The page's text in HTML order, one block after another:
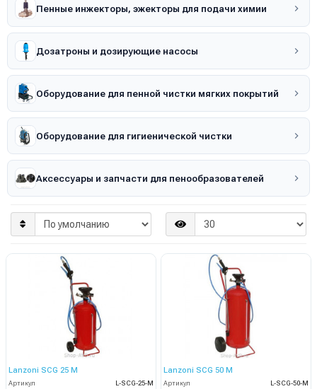
Пенные инжекторы, эжекторы для подачи химии
Дозатроны и дозирующие насосы
Оборудование для пенной чистки мягких покрытий
Оборудование для гигиенической чистки
Аксессуары и запчасти для пенообразователей
Lanzoni SCG 25 M
Артикул
L-SCG-25-M
Lanzoni SCG 50 M
Артикул
L-SCG-50-M